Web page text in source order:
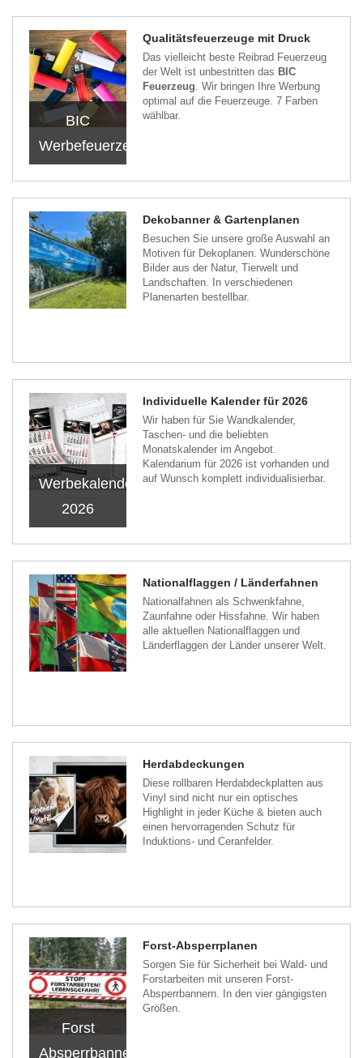
BIC
Werbefeuerzeuge
Qualitätsfeuerzeuge mit Druck
Das vielleicht beste Reibrad Feuerzeug
der Welt ist unbestritten das BIC
Feuerzeug. Wir bringen Ihre Werbung
optimal auf die Feuerzeuge. 7 Farben
wählbar.
Dekobanner & Gartenplanen
Besuchen Sie unsere große Auswahl an
Motiven für Dekoplanen. Wunderschöne
Bilder aus der Natur, Tierwelt und
Landschaften. In verschiedenen
Planenarten bestellbar.
Werbekalender
2026
Individuelle Kalender für 2026
Wir haben für Sie Wandkalender,
Taschen- und die beliebten
Monatskalender im Angebot.
Kalendarium für 2026 ist vorhanden und
auf Wunsch komplett individualisierbar.
Nationalflaggen / Länderfahnen
Nationalfahnen als Schwenkfahne,
Zaunfahne oder Hissfahne. Wir haben
alle aktuellen Nationalflaggen und
Länderflaggen der Länder unserer Welt.
Herdabdeckungen
Diese rollbaren Herdabdeckplatten aus
Vinyl sind nicht nur ein optisches
Highlight in jeder Küche & bieten auch
einen hervorragenden Schutz für
Induktions- und Ceranfelder.
Forst
Absperrbanner
Forst-Absperrplanen
Sorgen Sie für Sicherheit bei Wald- und
Forstarbeiten mit unseren Forst-
Absperrbannern. In den vier gängigsten
Größen.